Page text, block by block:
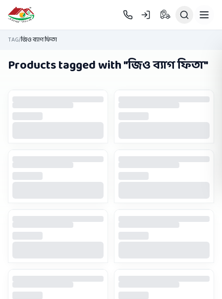
Skip to main content
TAG/জিও ব্যাগ ফিতা
Products tagged with "জিও ব্যাগ ফিতা"